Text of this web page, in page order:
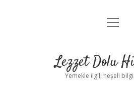
Anasayfa
Yasal Uyarı
menüyü
Lezzet Dolu
Yemekle ilgili neşeli